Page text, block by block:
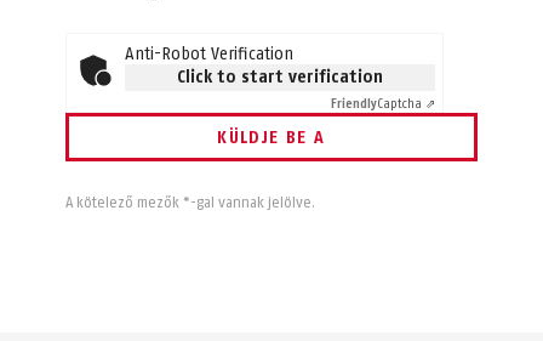
Anti-Robot Verification
Click to start verification
FriendlyCaptcha ⇗
KÜLDJE BE A
A kötelező mezők *-gal vannak jelölve.